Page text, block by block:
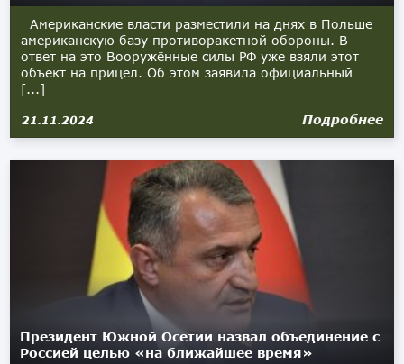
Американские власти разместили на днях в Польше
американскую базу противоракетной обороны. В
ответ на это Вооружённые силы РФ уже взяли этот
объект на прицел. Об этом заявила официальный
[...]
21.11.2024 Подробнее
Президент Южной Осетии назвал объединение с
Россией целью «на ближайшее время»